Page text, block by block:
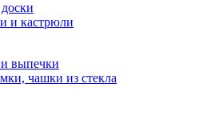
и кастрюли
и выпечки
чашки из стекла